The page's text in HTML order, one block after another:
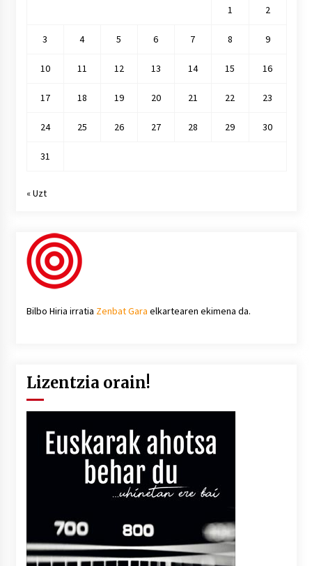
1
2
3 4 5 6 7 8 9
10 11 12 13 14 15 16
17 18 19 20 21 22 23
24 25 26 27 28 29 30
31
« Uzt
Bilbo Hiria irratia Zenbat Gara elkartearen ekimena da.
Lizentzia orain!